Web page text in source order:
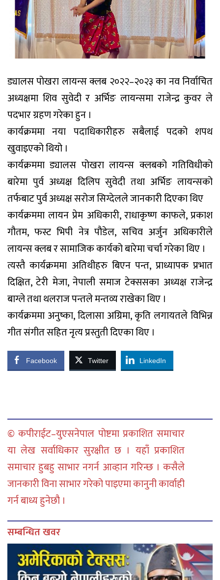
ड्यालस पोखरा लायन्स क्लब २०२२–२०२३ का नव निर्वाचित
अध्यक्षमा शिव सुवेदी र अर्भिङ लायन्समा राजेन्द्र कुवर ले
पदभार ग्रहण गरेका हुन ।
कार्यक्रममा नया पदाधिकारीहरु सबैलाई पदको शपथ
खुवाइएको थियो ।
कार्यक्रममा ड्यालस पोखरा लायन्स क्लबको गतिविधीको
बारेमा पुर्व अध्यक्ष दिलिप सुवेदी तथा अर्भिङ लायन्सको
तर्फबाट पुर्व अध्यक्ष सरोज सिग्देलले जानकारी दिएका थिए
कार्यक्रममा लायन प्रेम अधिकारी, राधाकृष्ण काफले, प्रकाश
गौतम, फस्ट भिपी नेत्र पौडेल, सचिव अर्जुन अधिकारीले
लायन्स क्लब र सामाजिक कार्यको बारेमा चर्चा गरेका थिए ।
त्यस्तै कार्यक्रममा अतिथीहरु बिएन पन्त, प्राध्यापक प्रभात
दिक्षित, टेरी मेजा, नेपाली समाज टेक्ससका अध्यक्ष राजेन्द्र
बाग्ले तथा थलराज पन्तले मन्तव्य राखेका थिए ।
कार्यक्रममा अनुष्का, दिलासा अग्रिमा, कृति लगायतले विभिन्न
गीत संगीत सहित नृत्य प्रस्तुती दिएका थिए ।
Facebook Twitter LinkedIn
© कपीराईट–युएसनेपाल पोष्टमा प्रकाशित समाचार
या लेख सर्वाधिकार सुरक्षीत छ । यहाँ प्रकाशित
समाचार हुबहु साभार नगर्न आव्हान गरिन्छ । कसैले
जानकारी विना साभार गरेको पाइएमा कानुनी कार्वाही
गर्न बाध्य हुनेछौ ।
सम्बन्धित खवर